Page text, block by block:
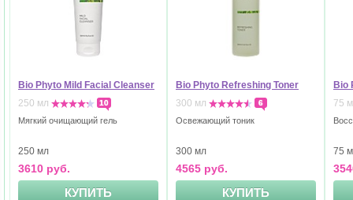
Bio Phyto Mild Facial Cleanser
250 мл
10
Мягкий очищающий гель
250 мл
3610 руб.
КУПИТЬ
Bio Phyto Refreshing Toner
300 мл
6
Освежающий тоник
300 мл
4565 руб.
КУПИТЬ
Bio
75
75